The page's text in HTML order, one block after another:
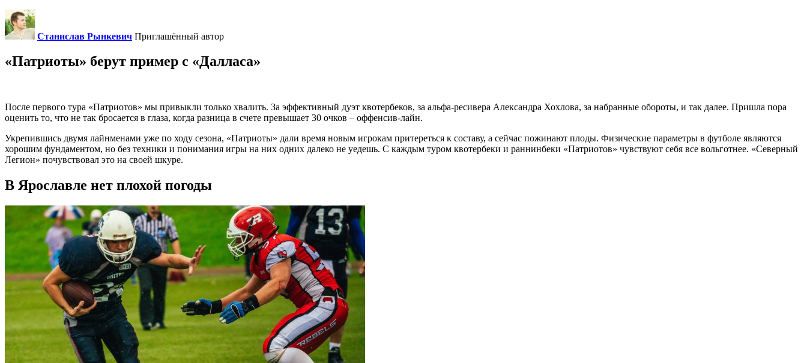
Станислав Рынкевич Приглашённый автор
«Патриоты» берут пример с «Далласа»
После первого тура «Патриотов» мы привыкли только хвалить. За эффективный дуэт квотербеков, за альфа-ресивера Александра Хохлова, за набранные обороты, и так далее. Пришла пора
оценить то, что не так бросается в глаза, когда разница в счете превышает 30 очков – оффенсив-лайн.
Укрепившись двумя лайнменами уже по ходу сезона, «Патриоты» дали время новым игрокам притереться к составу, а сейчас пожинают плоды. Физические параметры в футболе являются
хорошим фундаментом, но без техники и понимания игры на них одних далеко не уедешь. С каждым туром квотербеки и раннинбеки «Патриотов» чувствуют себя все вольготнее. «Северный
Легион» почувствовал это на своей шкуре.
В Ярославле нет плохой погоды